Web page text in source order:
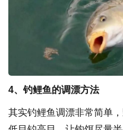
4、钓鲤鱼的调漂方法
其实钓鲤鱼调漂非常简单